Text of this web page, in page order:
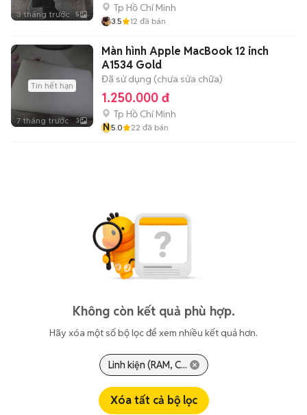
3 tháng trước 5
Tp Hồ Chí Minh
3.5 12 đã bán
Tin hết hạn
7 tháng trước 3
Màn hình Apple MacBook 12 inch
A1534 Gold
Đã sử dụng (chưa sửa chữa)
1.250.000 đ
Tp Hồ Chí Minh
N5.0 22 đã bán
Không còn kết quả phù hợp.
Hãy xóa một số bộ lọc để xem nhiều kết quả hơn.
Linh kiện (RAM, C...
Xóa tất cả bộ lọc